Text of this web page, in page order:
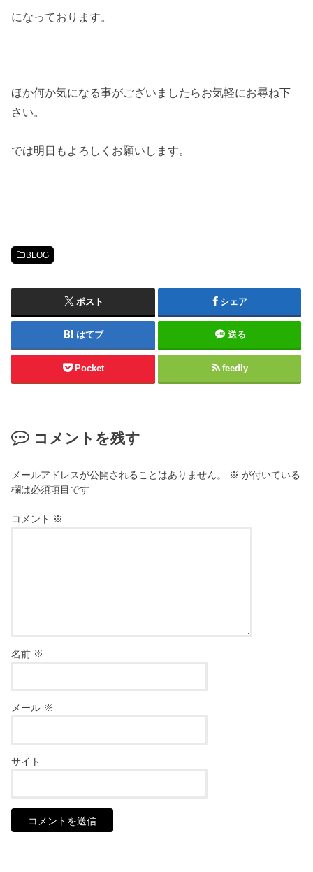
になっております。
ほか何か気になる事がございましたらお気軽にお尋ね下
さい。
では明日もよろしくお願いします。
BLOG
ポスト シェア
はてブ 送る
Pocket feedly
コメントを残す
メールアドレスが公開されることはありません。 ※ が付いている
欄は必須項目です
コメント ※
名前 ※
メール ※
サイト